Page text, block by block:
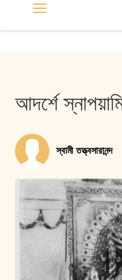
আদর্শে
স্বামী তত্ত্বসারানন্দ